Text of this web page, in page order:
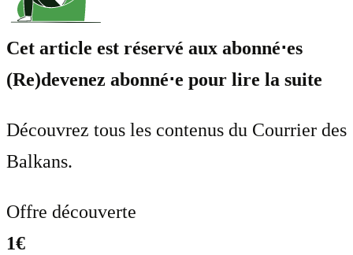
Cet article est réservé aux abonné⋅es
(Re)devenez abonné⋅e pour lire la suite
Découvrez tous les contenus du Courrier des
Balkans.
Offre découverte
1€